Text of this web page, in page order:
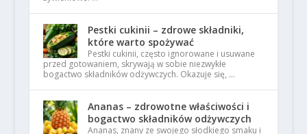
Pestki cukinii – zdrowe składniki,
które warto spożywać
Pestki cukinii, często ignorowane i usuwane
przed gotowaniem, skrywają w sobie niezwykłe
bogactwo składników odżywczych. Okazuje się, …
Ananas – zdrowotne właściwości i
bogactwo składników odżywczych
Ananas, znany ze swojego słodkiego smaku i